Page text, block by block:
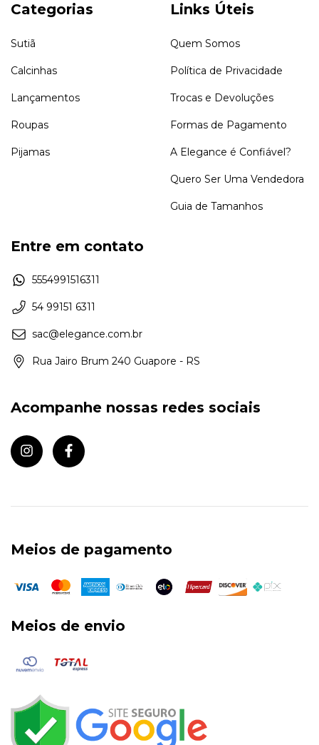
Categorias
Sutiã
Calcinhas
Lançamentos
Roupas
Pijamas
Links Úteis
Quem Somos
Política de Privacidade
Trocas e Devoluções
Formas de Pagamento
A Elegance é Confiável?
Quero Ser Uma Vendedora
Guia de Tamanhos
Entre em contato
5554991516311
54 99151 6311
sac@elegance.com.br
Rua Jairo Brum 240 Guapore - RS
Acompanhe nossas redes sociais
Meios de pagamento
Meios de envio